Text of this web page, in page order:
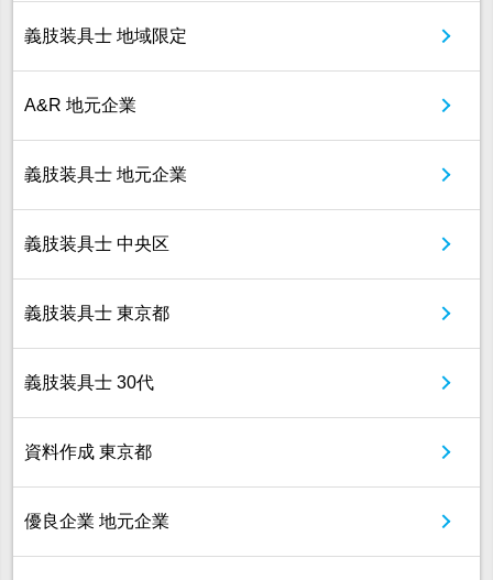
義肢装具士 地域限定
A&R 地元企業
義肢装具士 地元企業
義肢装具士 中央区
義肢装具士 東京都
義肢装具士 30代
資料作成 東京都
優良企業 地元企業